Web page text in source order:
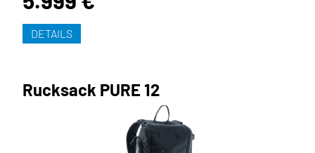
DETAILS
Rucksack PURE 12